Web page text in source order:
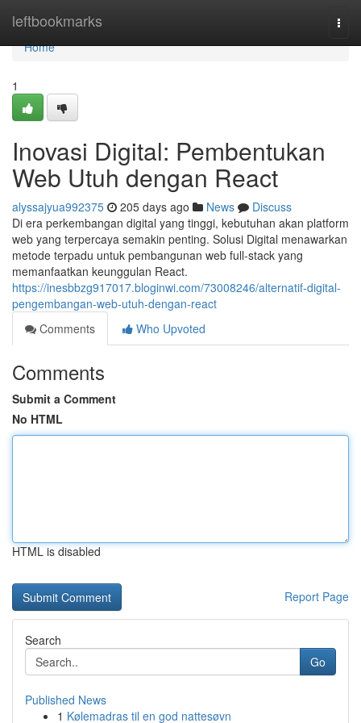
leftbookmarks
Home
Home
1
Inovasi Digital: Pembentukan
Web Utuh dengan React
alyssajyua992375 205 days ago News
Discuss
Di era perkembangan digital yang tinggi, kebutuhan akan platform
web yang terpercaya semakin penting. Solusi Digital menawarkan
metode terpadu untuk pembangunan web full-stack yang
memanfaatkan keunggulan React.
https://inesbbzg917017.bloginwi.com/73008246/alternatif-digital-
pengembangan-web-utuh-dengan-react
Comments
Who Upvoted
Comments
Submit a Comment
No HTML
HTML is disabled
Report Page
Search
Go
Published News
1 Kølemadras til en god nattesøvn